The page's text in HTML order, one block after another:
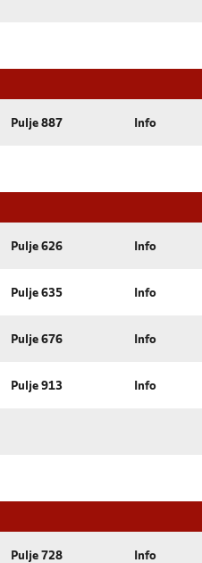
Pulje 887 Info
Pulje 626 Info
Pulje 635 Info
Pulje 676 Info
Pulje 913 Info
Pulje 728 Info